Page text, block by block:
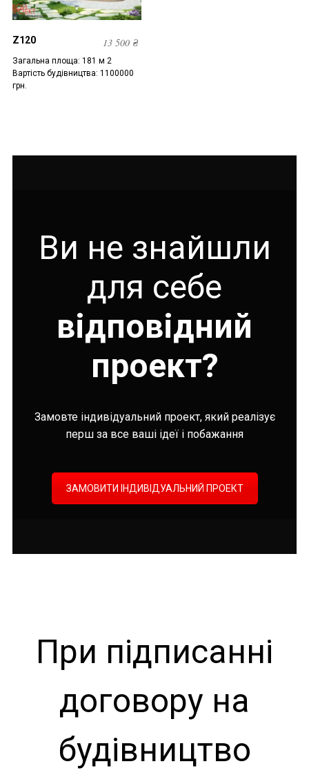
Z120 13 500₴
Загальна площа: 181 м 2
Вартість будівництва: 1100000
грн.
Ви не знайшли
для себе
відповідний
проект?
Замовте індивідуальний проект, який реалізує
перш за все ваші ідеї і побажання
ЗАМОВИТИ ІНДИВІДУАЛЬНИЙ ПРОЕКТ
При підписанні
договору на
будівництво